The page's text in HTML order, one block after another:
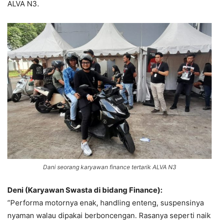
ALVA N3.
Dani seorang karyawan finance tertarik ALVA N3
Deni (Karyawan Swasta di bidang Finance):
“Performa motornya enak, handling enteng, suspensinya
nyaman walau dipakai berboncengan. Rasanya seperti naik